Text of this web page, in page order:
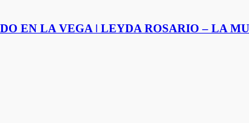
EN LA VEGA ǀ LEYDA ROSARIO – LA